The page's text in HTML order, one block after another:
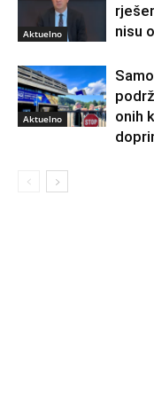
Aktuelno
nisu
Aktuelno
onih